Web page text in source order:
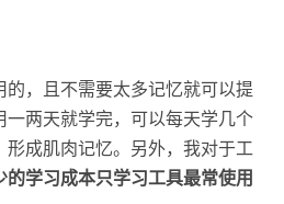
的，且不需要太多记忆就可以提
一两天就学完，可以每天学几个
成肌肉记忆。另外，我对于工
的学习成本只学习工具最常使用